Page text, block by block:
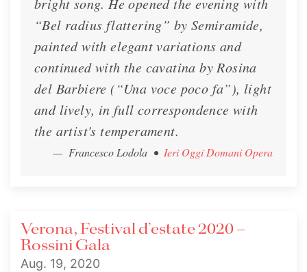
“Bel radius flattering” by Semiramide,
painted with elegant variations and
continued with the cavatina by Rosina
del Barbiere (“Una voce poco fa”), light
and lively, in full correspondence with
the artist's temperament.
— Francesco Lodola • Ieri Oggi Domani Opera
Verona, Festival d’estate 2020 –
Rossini Gala
Aug. 19, 2020